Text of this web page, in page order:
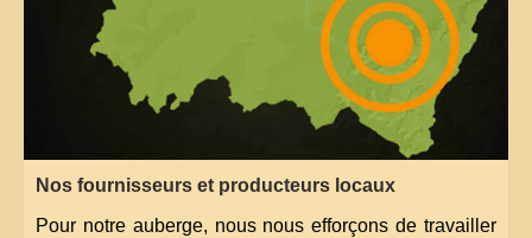
Nos fournisseurs et producteurs locaux
Pour notre auberge, nous nous efforçons de travailler